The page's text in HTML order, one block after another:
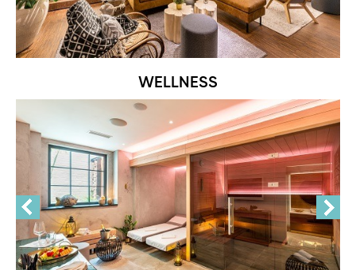
WELLNESS